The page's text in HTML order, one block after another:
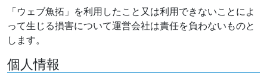
「ウェブ魚拓」を利用したこと又は利用できないことによ
って生じる損害について運営会社は責任を負わないものと
します。
個人情報